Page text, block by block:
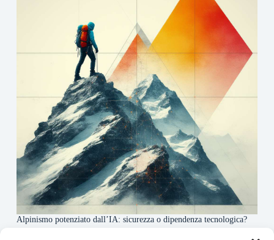
Alpinismo potenziato dall’IA: sicurezza o dipendenza tecnologica?